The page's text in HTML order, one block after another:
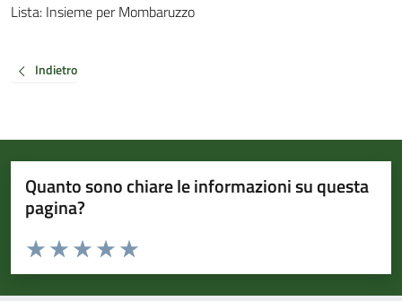
Lista: Insieme per Mombaruzzo
Indietro
Quanto sono chiare le informazioni su questa
pagina?
Valuta da 1 a 5 stelle la pagina
Valuta 5 stelle su 5
Valuta 4 stelle su 5
Valuta 3 stelle su 5
Valuta 2 stelle su 5
Valuta 1 stelle su 5